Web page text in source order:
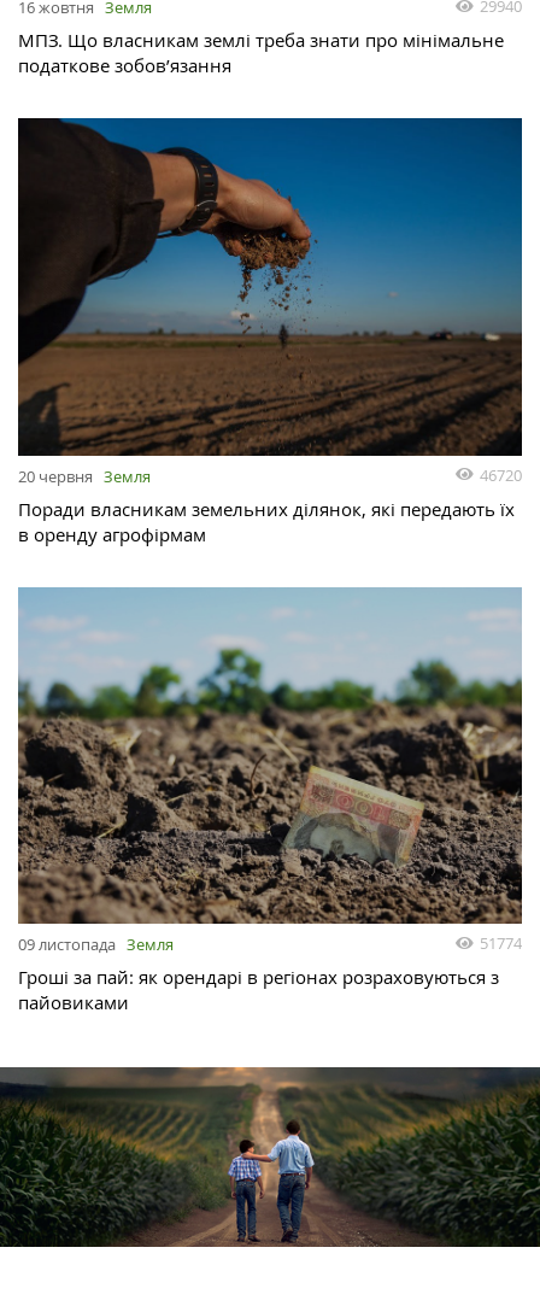
16 жовтня Земля 29940
МПЗ. Що власникам землі треба знати про мінімальне
податкове зобов’язання
20 червня Земля 46720
Поради власникам земельних ділянок, які передають їх
в оренду агрофірмам
09 листопада Земля 51774
Гроші за пай: як орендарі в регіонах розраховуються з
пайовиками